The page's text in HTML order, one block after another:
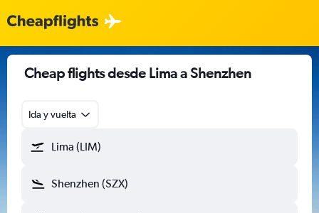
Cheap flights desde Lima a Shenzhen
Ida y vuelta
Lima (LIM)
Shenzhen (SZX)